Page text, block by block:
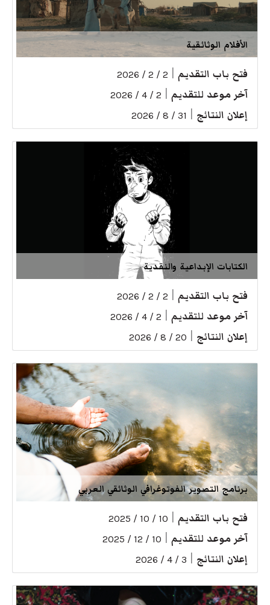
الأفلام الوثائقية
فتح باب التقديم 2 / 2 / 2026
آخر موعد للتقديم 2 / 4 / 2026
إعلان النتائج 31 / 8 / 2026
الكتابات الإبداعية والنقدية
فتح باب التقديم 2 / 2 / 2026
آخر موعد للتقديم 2 / 4 / 2026
إعلان النتائج 20 / 8 / 2026
برنامج التصوير الفوتوغرافي الوثائقي العربي
فتح باب التقديم 10 / 10 / 2025
آخر موعد للتقديم 10 / 12 / 2025
إعلان النتائج 3 / 4 / 2026